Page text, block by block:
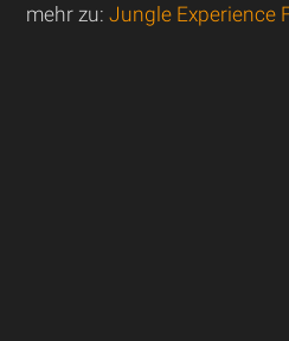
mehr zu:Jungle Experience